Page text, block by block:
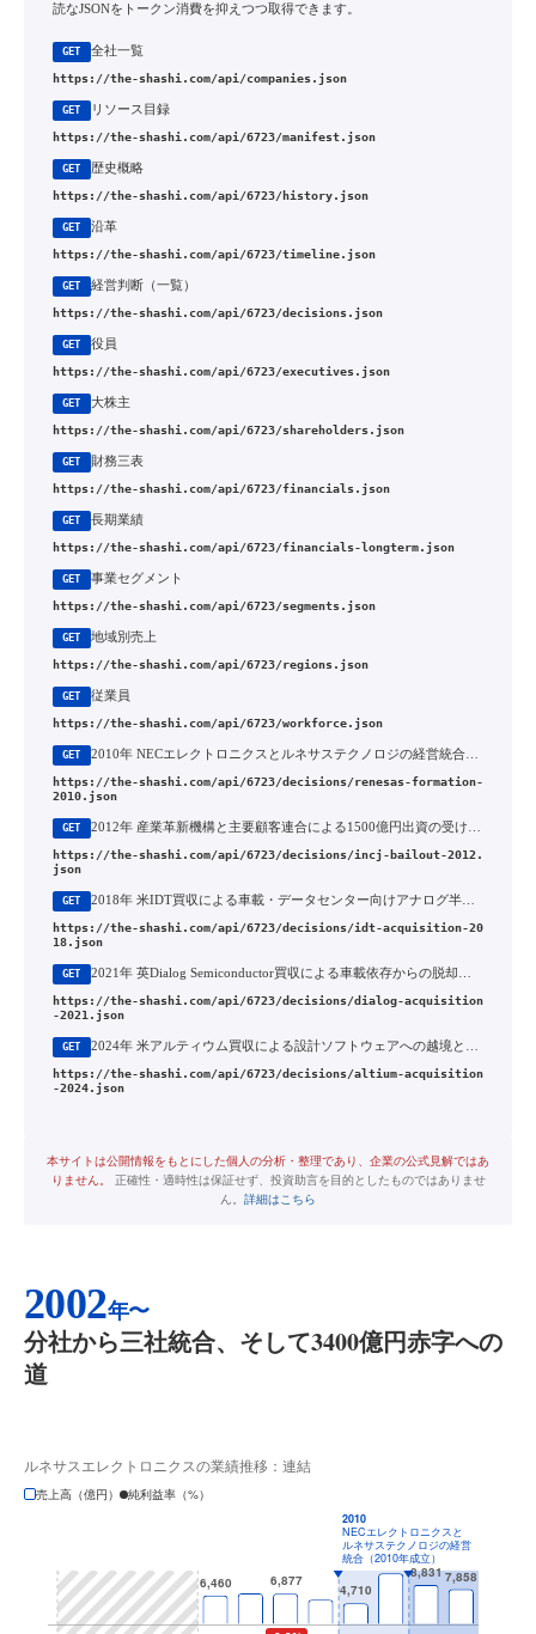
読なJSONをトークン消費を抑えつつ取得できます。
GET 全社一覧
https://the-shashi.com/api/companies.json
GET リソース目録
https://the-shashi.com/api/6723/manifest.json
GET 歴史概略
https://the-shashi.com/api/6723/history.json
GET 沿革
https://the-shashi.com/api/6723/timeline.json
GET 経営判断（一覧）
https://the-shashi.com/api/6723/decisions.json
GET 役員
https://the-shashi.com/api/6723/executives.json
GET 大株主
https://the-shashi.com/api/6723/shareholders.json
GET 財務三表
https://the-shashi.com/api/6723/financials.json
GET 長期業績
https://the-shashi.com/api/6723/financials-longterm.json
GET 事業セグメント
https://the-shashi.com/api/6723/segments.json
GET 地域別売上
https://the-shashi.com/api/6723/regions.json
GET 従業員
https://the-shashi.com/api/6723/workforce.json
GET 2010年 NECエレクトロニクスとルネサステクノロジの経営統合（2010年成立）
https://the-shashi.com/api/6723/decisions/renesas-formation-
2010.json
GET
https://the-shashi.com/api/6723/decisions/incj-bailout-2012.
json
GET 2018年 米IDT買収による車載・データセンター向けアナログ半導体の増強
https://the-shashi.com/api/6723/decisions/idt-acquisition-20
18.json
GET
https://the-shashi.com/api/6723/decisions/dialog-acquisition
-2021.json
GET
https://the-shashi.com/api/6723/decisions/altium-acquisition
-2024.json
本サイトは公開情報をもとにした個人の分析・整理であり、企業の公式見解ではあ
りません。
正確性・適時性は保証せず、投資助言を目的としたものではありませ
ん。 詳細はこちら
2002年〜
分社から三社統合、そして3400億円赤字への
道
ルネサスエレクトロニクスの業績推移：連結
売上高（億円）
純利益率（%）